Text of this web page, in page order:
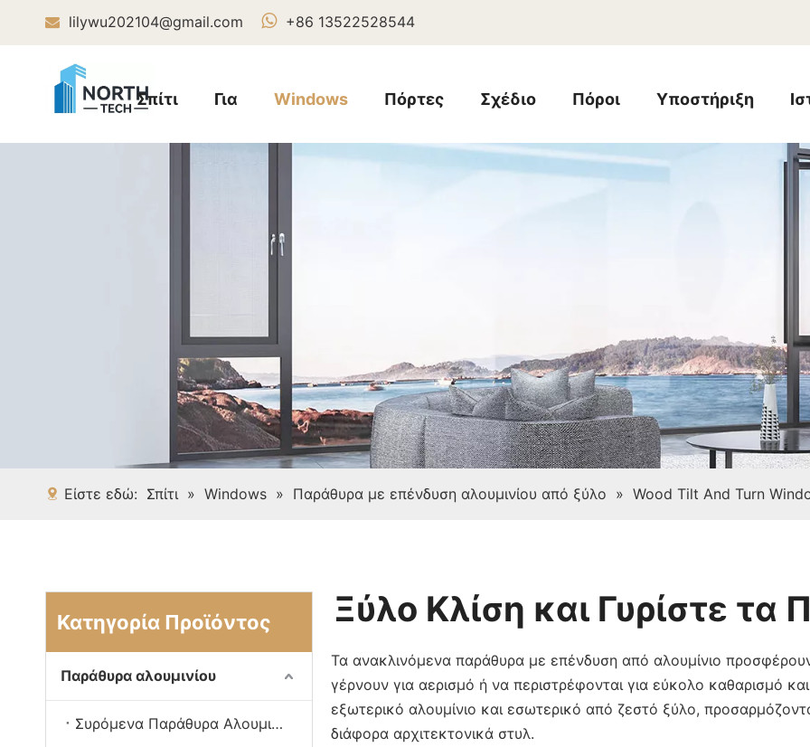
 lilywu202104@gmail.com  +86 13522528544
Σπίτι Για Windows Πόρτες Σχέδιο Πόροι Υποστήριξη
Είστε εδώ: Σπίτι » Windows » Παράθυρα με επένδυση αλουμινίου από ξύλο » Wood Tilt And Turn
Κατηγορία Προϊόντος
Παράθυρα αλουμινίου
Συρόμενα Παράθυρα Αλουμινίου
Ξύλο Κλίση και Γυρίστε τα
Τα ανακλινόμενα παράθυρα με επένδυση από αλουμίνιο
γέρνουν για αερισμό ή να περιστρέφονται για εύκολο καθαρισμό
εξωτερικό αλουμίνιο και εσωτερικό από ζεστό ξύλο,
διάφορα αρχιτεκτονικά στυλ.